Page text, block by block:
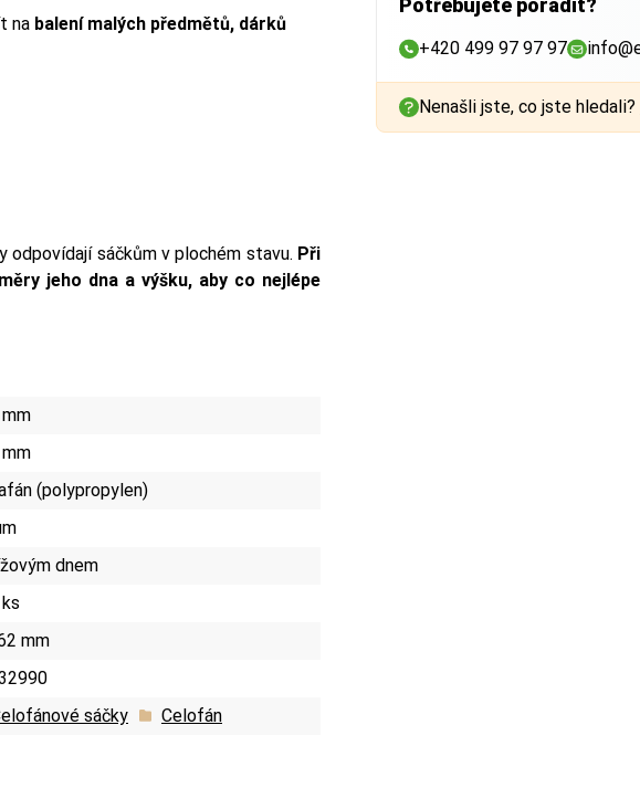
Potřebujete poradit?
+420 499 97 97 97
Nenašli jste, co jste hledali?
na balení malých předmětů, dárků
odpovídají sáčkům v plochém stavu. Při
jeho dna a výšku, aby co nejlépe
(polypropylen)
dnem
mm
sáčky Celofán